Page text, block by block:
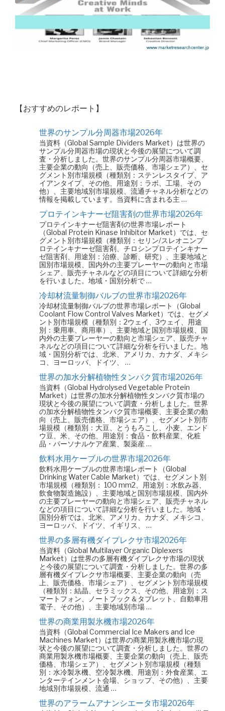
【おすすめのレポート】
世界のサンプル分周器市場2026年
当資料（Global Sample Dividers Market）は世界の
サンプル分周器市場の現状と今後の展望について調
査・分析しました。世界のサンプル分周器市場概要、
主要企業の動向（売上、販売価格、市場シェア）、セ
グメント別市場規模（種類別：ステンレスタイプ、ア
イアンタイプ、その他、用途別：ラボ、工場、その
他）、主要地域別市場規模、流通チャネル分析などの
情報を掲載しています。当資料に含まれる主 …
プロテインキナーゼ阻害剤の世界市場2026年
プロテインキナーゼ阻害剤の世界市場レポート
（Global Protein Kinase Inhibitor Market）では、セ
グメント別市場規模（種類別：セリン/スレオニンプ
ロテインキナーゼ阻害剤、チロシンプロテインキナー
ゼ阻害剤、用途別：治療、診断、研究）、主要地域と
国別市場規模、国内外の主要プレーヤーの動向と市場
シェア、販売チャネルなどの項目について詳細な分析
を行いました。地域・国別分析で …
冷却材流量制御バルブの世界市場2026年
冷却材流量制御バルブの世界市場レポート（Global
Coolant Flow Control Valves Market）では、セグメ
ント別市場規模（種類別：2ウェイ、3ウェイ、用途
別：乗用車、商用車）、主要地域と国別市場規模、国
内外の主要プレーヤーの動向と市場シェア、販売チャ
ネルなどの項目について詳細な分析を行いました。地
域・国別分析では、北米、アメリカ、カナダ、メキシ
コ、ヨーロッパ、ドイツ、 …
世界の加水分解植物性タンパク質市場2026年
当資料（Global Hydrolysed Vegetable Protein
Market）は世界の加水分解植物性タンパク質市場の
現状と今後の展望について調査・分析しました。世界
の加水分解植物性タンパク質市場概要、主要企業の動
向（売上、販売価格、市場シェア）、セグメント別市
場規模（種類別：大豆、とうもろこし、小麦、エンド
ウ豆、米、その他、用途別：食品・飲料産業、化粧
品・パーソナルケア産業、製薬産 …
飲料水用ケーブルの世界市場2026年
飲料水用ケーブルの世界市場レポート（Global
Drinking Water Cable Market）では、セグメント別
市場規模（種類別： 100 mm2、用途別：水飲み器、
飲食物製造施設）、主要地域と国別市場規模、国内外
の主要プレーヤーの動向と市場シェア、販売チャネル
などの項目について詳細な分析を行いました。地域・
国別分析では、北米、アメリカ、カナダ、メキシコ、
ヨーロッパ、ドイツ、イギリス、 …
世界の多層有機ダイプレクサ市場2026年
当資料（Global Multilayer Organic Diplexers
Market）は世界の多層有機ダイプレクサ市場の現状
と今後の展望について調査・分析しました。世界の多
層有機ダイプレクサ市場概要、主要企業の動向（売
上、販売価格、市場シェア）、セグメント別市場規模
（種類別：結晶、セラミックス、その他、用途別：ス
マートフォン、ノートブック＆タブレット、自動車用
電子、その他）、主要地域別市場 …
世界の商業用製氷機市場2026年
当資料（Global Commercial Ice Makers and Ice
Machines Market）は世界の商業用製氷機市場の現
状と今後の展望について調査・分析しました。世界の
商業用製氷機市場概要、主要企業の動向（売上、販売
価格、市場シェア）、セグメント別市場規模（種類
別：水冷製氷機、空冷製氷機、用途別：外食産業、エ
ンターテインメント会場、ショップ、その他）、主要
地域別市場規模、流通 …
世界のアラームアナンシエータ市場2026年